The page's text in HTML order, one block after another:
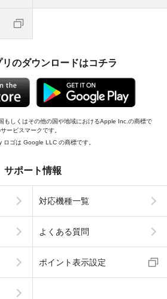
のダウンロードはコチラ
もしくはその他の国や地域におけるApple Inc.の商標で
ービスマークです。
ゴは Google LLC の商標です。
サポート情報
対応機種一覧
よくある質問
ポイント表示設定